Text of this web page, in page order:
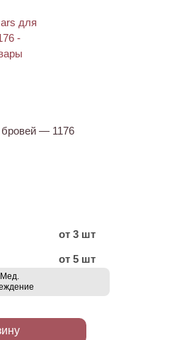
— 1176
от 3 шт
от 5 шт
Мед.